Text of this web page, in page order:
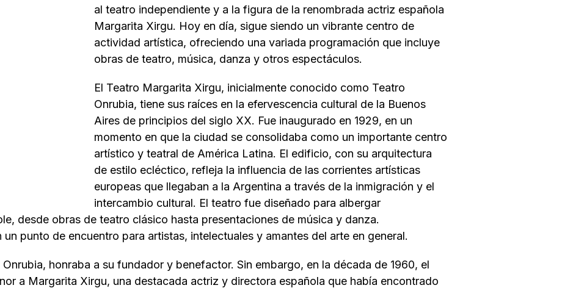
al teatro independiente y a la figura de la renombrada actriz española
Margarita Xirgu. Hoy en día, sigue siendo un vibrante centro de
actividad artística, ofreciendo una variada programación que incluye
obras de teatro, música, danza y otros espectáculos.
El Teatro Margarita Xirgu, inicialmente conocido como Teatro
Onrubia, tiene sus raíces en la efervescencia cultural de la Buenos
Aires de principios del siglo XX. Fue inaugurado en 1929, en un
momento en que la ciudad se consolidaba como un importante centro
artístico y teatral de América Latina. El edificio, con su arquitectura
de estilo ecléctico, refleja la influencia de las corrientes artísticas
europeas que llegaban a la Argentina a través de la inmigración y el
intercambio cultural. El teatro fue diseñado para albergar
desde obras de teatro clásico hasta presentaciones de música y danza.
punto de encuentro para artistas, intelectuales y amantes del arte en general.
honraba a su fundador y benefactor. Sin embargo, en la década de 1960, el
a Margarita Xirgu, una destacada actriz y directora española que había encontrado